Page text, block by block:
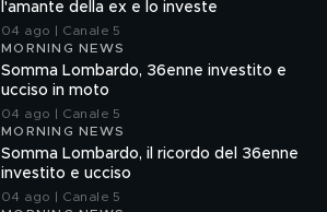
l'amante della ex e lo investe
04 ago | Canale 5
MORNING NEWS
Somma Lombardo, 36enne investito e
ucciso in moto
04 ago | Canale 5
MORNING NEWS
Somma Lombardo, il ricordo del 36enne
investito e ucciso
04 ago | Canale 5